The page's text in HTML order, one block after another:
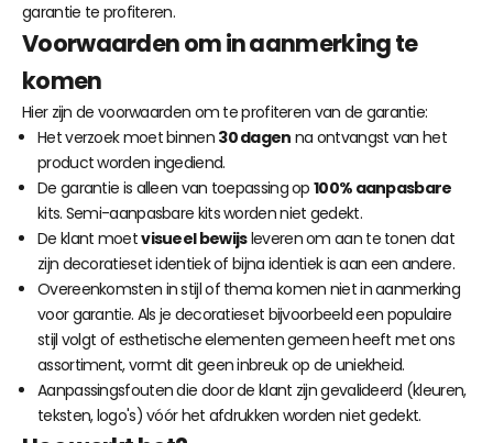
garantie te profiteren.
Voorwaarden om in aanmerking te
komen
Hier zijn de voorwaarden om te profiteren van de garantie:
Het verzoek moet binnen 30 dagen na ontvangst van het
product worden ingediend.
De garantie is alleen van toepassing op 100% aanpasbare
kits. Semi-aanpasbare kits worden niet gedekt.
De klant moetvisueel bewijsleveren om aan te tonen dat
zijn decoratieset identiek of bijna identiek is aan een andere.
Overeenkomsten in stijl of thema komen niet in aanmerking
voor garantie. Als je decoratieset bijvoorbeeld een populaire
stijl volgt of esthetische elementen gemeen heeft met ons
assortiment, vormt dit geen inbreuk op de uniekheid.
Aanpassingsfouten die door de klant zijn gevalideerd (kleuren,
teksten, logo's) vóór het afdrukken worden niet gedekt.